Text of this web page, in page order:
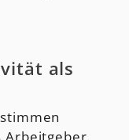
als